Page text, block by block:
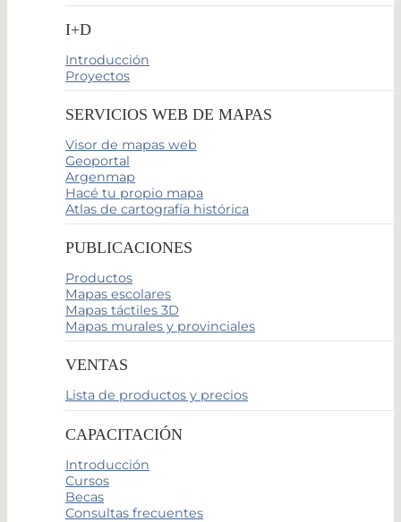
I+D
Introducción
Proyectos
SERVICIOS WEB DE MAPAS
Visor de mapas web
Geoportal
Argenmap
Hacé tu propio mapa
Atlas de cartografía histórica
PUBLICACIONES
Productos
Mapas escolares
Mapas táctiles 3D
Mapas murales y provinciales
VENTAS
Lista de productos y precios
CAPACITACIÓN
Introducción
Cursos
Becas
Consultas frecuentes